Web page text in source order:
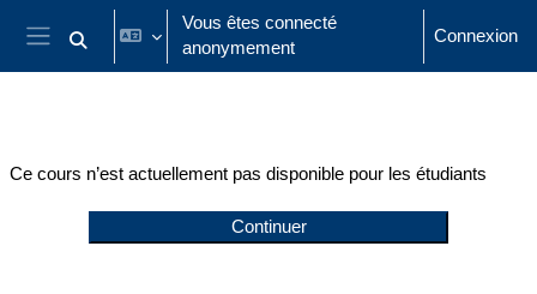
Passer au contenu principal
Panneau latéral
Activer/désactiver la saisie de recherche
Vous êtes connecté
anonymement
Connexion
Ce cours n’est actuellement pas disponible pour les étudiants
Continuer